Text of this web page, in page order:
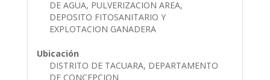
DE AGUA, PULVERIZACION AREA,
DEPOSITO FITOSANITARIO Y
EXPLOTACION GANADERA
Ubicación
DISTRITO DE TACUARA, DEPARTAMENTO
DE CONCEPCION